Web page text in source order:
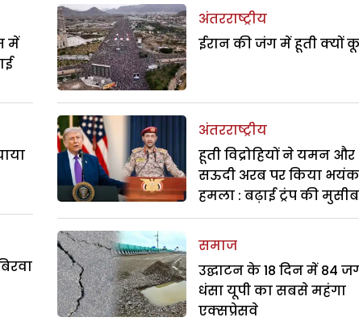
में
अंतरराष्ट्रीय
ईरान की जंग में हूती क्यों
अंतरराष्ट्रीय
हूती विद्रोहियों ने यमन और
सऊदी अरब पर किया
हमला : बढ़ाई ट्रंप की
समाज
उद्घाटन के 18 दिन में 84
धंसा यूपी का सबसे महंगा
एक्सप्रेसवे